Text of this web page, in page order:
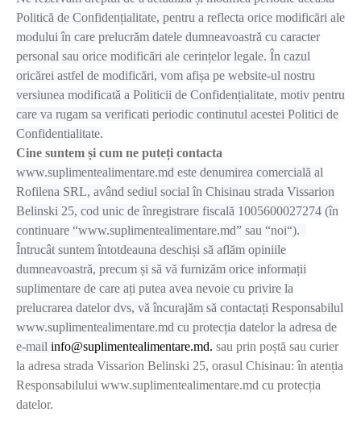
Politică de Confidențialitate, pentru a reflecta orice modificări ale
modului în care prelucrăm datele dumneavoastră cu caracter
personal sau orice modificări ale cerințelor legale. În cazul
oricărei astfel de modificări, vom afișa pe website-ul nostru
versiunea modificată a Politicii de Confidențialitate, motiv pentru
care va rugam sa verificati periodic continutul acestei Politici de
Confidentialitate.
Cine suntem și cum ne puteți contacta
www.suplimentealimentare.md este denumirea comercială al
Rofilena SRL, având sediul social în Chisinau strada Vissarion
Belinski 25, cod unic de înregistrare fiscală 1005600027274 (în
continuare “www.suplimentealimentare.md” sau “noi“).
Întrucât suntem întotdeauna deschiși să aflăm opiniile
dumneavoastră, precum și să vă furnizăm orice informații
suplimentare de care ați putea avea nevoie cu privire la
prelucrarea datelor dvs, vă încurajăm să contactați Responsabilul
www.suplimentealimentare.md cu protecția datelor la adresa de
e-mail info@suplimentealimentare.md. sau prin poștă sau curier
la adresa strada Vissarion Belinski 25, orasul Chisinau: în atenția
Responsabilului www.suplimentealimentare.md cu protecția
datelor.